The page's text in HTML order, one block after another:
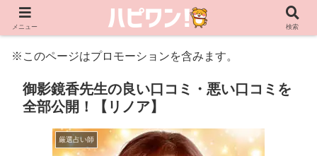
※このページはプロモーションを含みます。
御影鏡香先生の良い口コミ・悪い口コミを
全部公開！【リノア】
厳選占い師
メニュー 検索